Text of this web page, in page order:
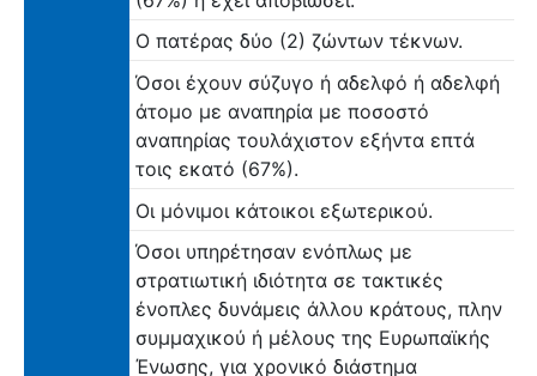
Ο πατέρας δύο (2) ζώντων τέκνων.
Όσοι έχουν σύζυγο ή αδελφό ή αδελφή
άτομο με αναπηρία με ποσοστό
αναπηρίας τουλάχιστον εξήντα επτά
τοις εκατό (67%).
Οι μόνιμοι κάτοικοι εξωτερικού.
Όσοι υπηρέτησαν ενόπλως με
στρατιωτική ιδιότητα σε τακτικές
ένοπλες δυνάμεις άλλου κράτους, πλην
συμμαχικού ή μέλους της Ευρωπαϊκής
Ένωσης, για χρονικό διάστημα